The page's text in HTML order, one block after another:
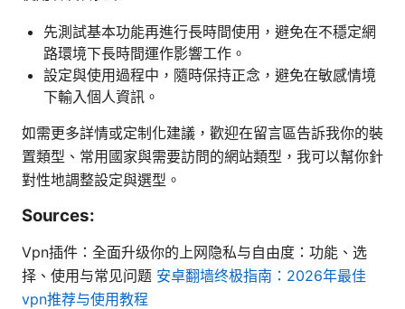
先測試基本功能再進行長時間使用，避免在不穩定網
路環境下長時間運作影響工作。
設定與使用過程中，隨時保持正念，避免在敏感情境
下輸入個人資訊。
如需更多詳情或定制化建議，歡迎在留言區告訴我你的裝
置類型、常用國家與需要訪問的網站類型，我可以幫你針
對性地調整設定與選型。
Sources:
Vpn插件：全面升级你的上网隐私与自由度：功能、选
择、使用与常见问题 安卓翻墙终极指南：2026年最佳
vpn推荐与使用教程